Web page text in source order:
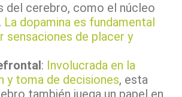
del cerebro, como el núcleo
La dopamina es fundamental
sensaciones de placer y
: Involucrada en la
y toma de decisiones, esta